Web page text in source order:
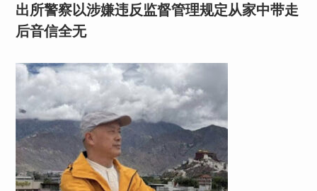
出所警察以涉嫌违反监督管理规定从家中带走
后音信全无